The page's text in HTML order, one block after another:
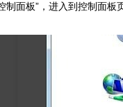
面板”，进入到控制面板页